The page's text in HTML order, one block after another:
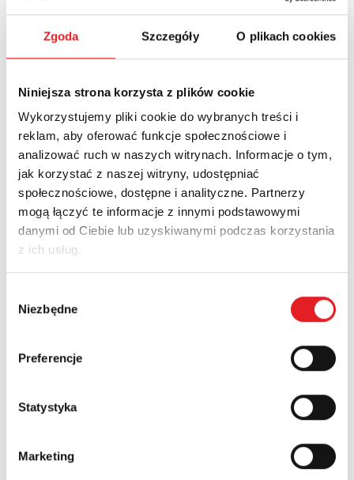
Zgoda Szczegóły O plikach cookies
Niniejsza strona korzysta z plików cookie
Wykorzystujemy pliki cookie do wybranych treści i
reklam, aby oferować funkcje społecznościowe i
analizować ruch w naszych witrynach. Informacje o tym,
jak korzystać z naszej witryny, udostępniać
społecznościowe, dostępne i analityczne. Partnerzy
mogą łączyć te informacje z innymi podstawowymi
danymi od Ciebie lub uzyskiwanymi podczas korzystania
z ich usług.
zgody
Niezbędne
Preferencje
Statystyka
Marketing
Imię i nazwisko: *
Adres e-mail: *
Numer telefonu:
Województwo: